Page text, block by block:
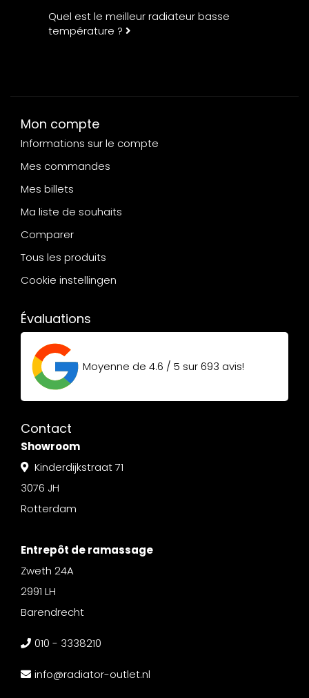
Quel est le meilleur radiateur basse
température ?
Mon compte
Informations sur le compte
Mes commandes
Mes billets
Ma liste de souhaits
Comparer
Tous les produits
Cookie instellingen
Évaluations
Moyenne de 4.6 / 5 sur693 avis!
Contact
Showroom
Kinderdijkstraat 71
3076 JH
Rotterdam
Entrepôt de ramassage
Zweth 24A
2991 LH
Barendrecht
010 - 3338210
info@radiator-outlet.nl